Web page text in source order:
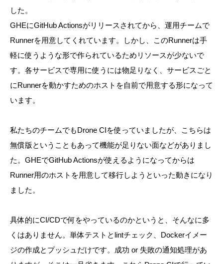
した。
GHEにGitHub Actionsがリリースされてから、運用チームで
Runnerを用意してくれています。しかし、このRunnerは手
軽に使うような形で作られているためリソースが少ないで
す。各サービスで専用に使うには物足りなく、サービスごと
にRunnerを動かすためのホストを自前で用意する形になって
います。
私たちのチームでもDrone CIを使っていましたが、こちらは
無償版ということもあって機能が足りない面などがありまし
た。GHEでGitHub Actionsが使えるようになってからは
Runner用のホストを用意して移行しようといった動きになり
ました。
具体的にCI/CDで何をやっているのかというと、そんなに多
くはありません。単体テストとlintチェック、Dockerイメー
ジの作成とプッシュだけです。成功 or 失敗の通知処理があ